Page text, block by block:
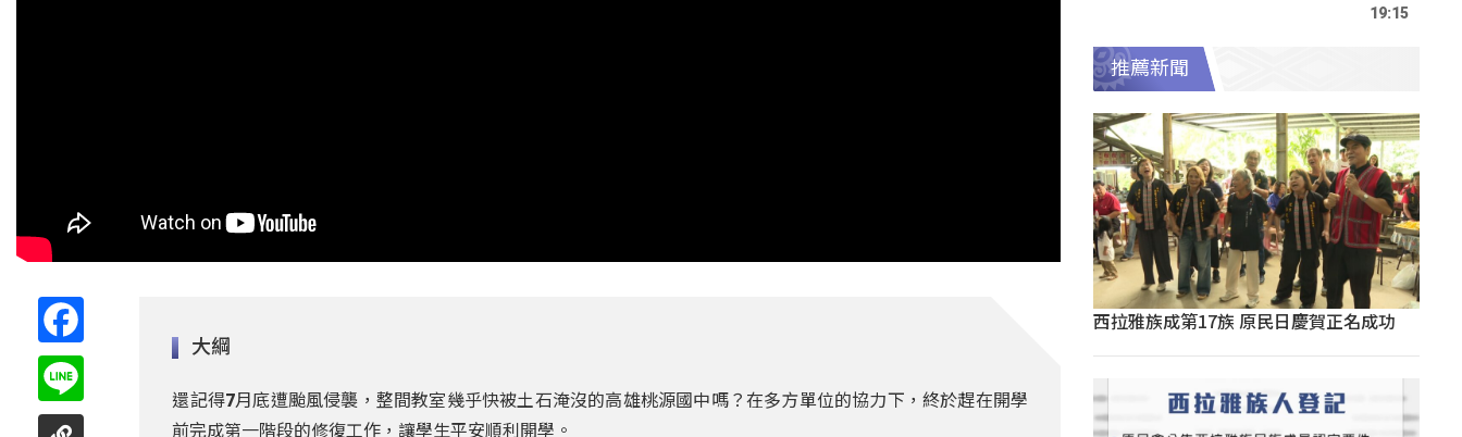
大綱
還記得7月底遭颱風侵襲，整間教室幾乎快被土石淹沒的高雄桃源國中嗎？在多方單位的協力下，終於趕在開學
前完成第一階段的修復工作，讓學生平安順利開學。
19:15
推薦新聞
西拉雅族成第17族 原民日慶賀正名成功